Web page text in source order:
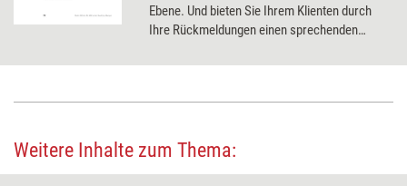
Ebene. Und bieten Sie Ihrem Klienten durch
Ihre Rückmeldungen einen sprechenden
Weitere Inhalte zum Thema: